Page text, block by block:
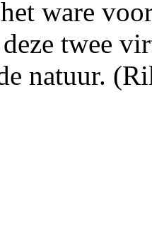
ware
twee
natuur.